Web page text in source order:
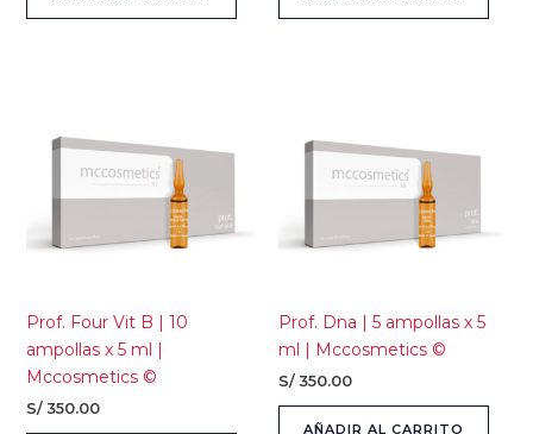
Prof. Four Vit B | 10
ampollas x 5 ml |
Mccosmetics ©
S/350.00
Prof. Dna | 5 ampollas x 5
ml | Mccosmetics ©
S/ 350.00
AÑADIR AL CARRITO